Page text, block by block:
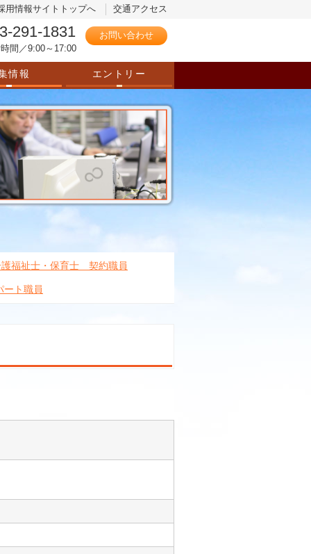
用情報サイトトップへ 交通アクセス
291-1831
間／9:00～17:00
お問い合わせ
情報 エントリー
護福祉士・保育士 契約職員
ト職員